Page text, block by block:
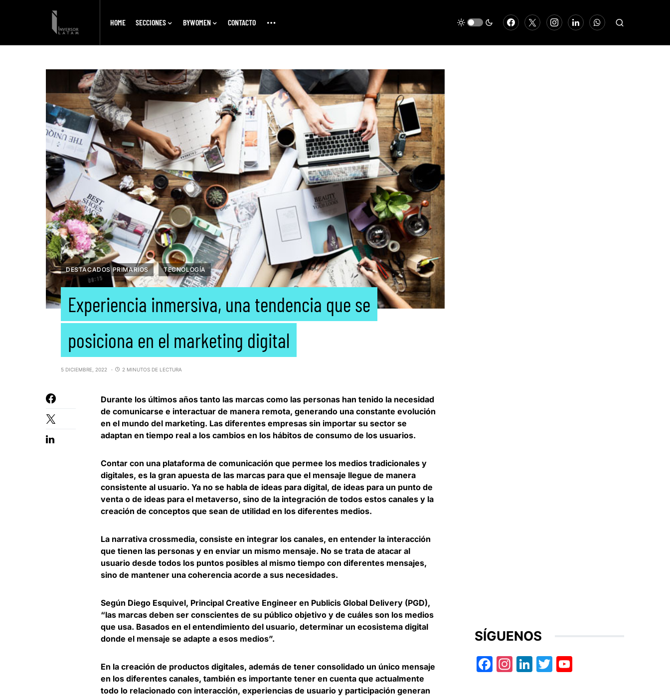
HOME SECCIONES BYWOMEN CONTACTO
DESTACADOS PRIMARIOS TECNOLOGÍA
Experiencia inmersiva, una tendencia que se
posiciona en el marketing digital
5 DICIEMBRE, 2022 2 MINUTOS DE LECTURA
Durante los últimos años tanto las marcas como las personas han tenido la necesidad
de comunicarse e interactuar de manera remota, generando una constante evolución
en el mundo del marketing. Las diferentes empresas sin importar su sector se
adaptan en tiempo real a los cambios en los hábitos de consumo de los usuarios.
Contar con una plataforma de comunicación que permee los medios tradicionales y
digitales, es la gran apuesta de las marcas para que el mensaje llegue de manera
consistente al usuario. Ya no se habla de ideas para digital, de ideas para un punto de
venta o de ideas para el metaverso, sino de la integración de todos estos canales y la
creación de conceptos que sean de utilidad en los diferentes medios.
La narrativa crossmedia, consiste en integrar los canales, en entender la interacción
que tienen las personas y en enviar un mismo mensaje. No se trata de atacar al
usuario desde todos los puntos posibles al mismo tiempo con diferentes mensajes,
sino de mantener una coherencia acorde a sus necesidades.
Según Diego Esquivel, Principal Creative Engineer en Publicis Global Delivery (PGD),
“las marcas deben ser conscientes de su público objetivo y de cuáles son los medios
que usa. Basados en el entendimiento del usuario, determinar un ecosistema digital
donde el mensaje se adapte a esos medios”.
En la creación de productos digitales, además de tener consolidado un único mensaje
en los diferentes canales, también es importante tener en cuenta que actualmente
todo lo relacionado con interacción, experiencias de usuario y participación generan
SÍGUENOS
Facebook
Instagram
LinkedIn
Twitter